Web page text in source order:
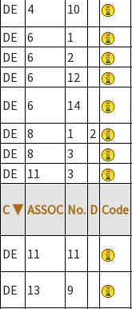
DE
4 10
DE
6 1
DE
6 2
DE
6 12
DE
6 14
DE
8 1 2
DE
8 3
DE
11 3
C ▼ ASSOC No. D Code
DE 11 11
DE 13 9